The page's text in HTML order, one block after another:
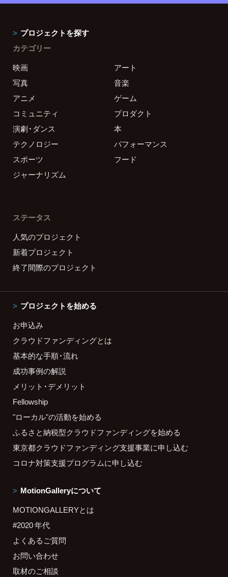
プロジェクトを探す
カテゴリー
映画
アート
写真
音楽
アニメ
ゲーム
コミュニティ
プロダクト
演劇・ダンス
本
テクノロジー
パフォーマンス
スポーツ
フード
ジャーナリズム
ステータス
人気のプロジェクト
新着プロジェクト
終了間際のプロジェクト
プロジェクトを始める
お申込み
クラウドファンディングとは
基本的な手順・流れ
成功事例の解説
メリット・デメリット
Fellowship
"ローカル"の活動を始める
ふるさと納税型クラウドファンディングを始める
東京都クラウドファンディング支援事業に申し込む
コロナ対策支援プログラムに申し込む
MotionGalleryについて
MOTIONGALLERYとは
#2020 年代
よくあるご質問
お問い合わせ
取材のご相談